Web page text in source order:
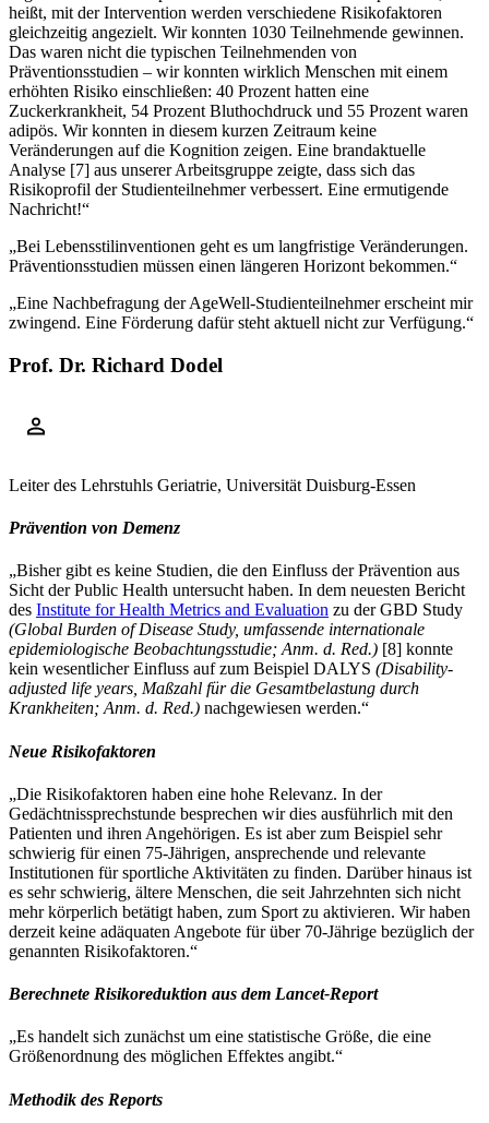
heißt, mit der Intervention werden verschiedene Risikofaktoren
gleichzeitig angezielt. Wir konnten 1030 Teilnehmende gewinnen.
Das waren nicht die typischen Teilnehmenden von
Präventionsstudien – wir konnten wirklich Menschen mit einem
erhöhten Risiko einschließen: 40 Prozent hatten eine
Zuckerkrankheit, 54 Prozent Bluthochdruck und 55 Prozent waren
adipös. Wir konnten in diesem kurzen Zeitraum keine
Veränderungen auf die Kognition zeigen. Eine brandaktuelle
Analyse [7] aus unserer Arbeitsgruppe zeigte, dass sich das
Risikoprofil der Studienteilnehmer verbessert. Eine ermutigende
Nachricht!“
„Bei Lebensstilinventionen geht es um langfristige Veränderungen.
Präventionsstudien müssen einen längeren Horizont bekommen.“
„Eine Nachbefragung der AgeWell-Studienteilnehmer erscheint mir
zwingend. Eine Förderung dafür steht aktuell nicht zur Verfügung.“
Prof. Dr. Richard Dodel
Leiter des Lehrstuhls Geriatrie, Universität Duisburg-Essen
Prävention von Demenz
„Bisher gibt es keine Studien, die den Einfluss der Prävention aus
Sicht der Public Health untersucht haben. In dem neuesten Bericht
des Institute for Health Metrics and Evaluation zu der GBD Study
(Global Burden of Disease Study, umfassende internationale
epidemiologische Beobachtungsstudie; Anm. d. Red.) [8] konnte
kein wesentlicher Einfluss auf zum Beispiel DALYS (Disability-
adjusted life years, Maßzahl für die Gesamtbelastung durch
Krankheiten; Anm. d. Red.) nachgewiesen werden.“
Neue Risikofaktoren
„Die Risikofaktoren haben eine hohe Relevanz. In der
Gedächtnissprechstunde besprechen wir dies ausführlich mit den
Patienten und ihren Angehörigen. Es ist aber zum Beispiel sehr
schwierig für einen 75-Jährigen, ansprechende und relevante
Institutionen für sportliche Aktivitäten zu finden. Darüber hinaus ist
es sehr schwierig, ältere Menschen, die seit Jahrzehnten sich nicht
mehr körperlich betätigt haben, zum Sport zu aktivieren. Wir haben
derzeit keine adäquaten Angebote für über 70-Jährige bezüglich der
genannten Risikofaktoren.“
Berechnete Risikoreduktion aus dem Lancet-Report
„Es handelt sich zunächst um eine statistische Größe, die eine
Größenordnung des möglichen Effektes angibt.“
Methodik des Reports